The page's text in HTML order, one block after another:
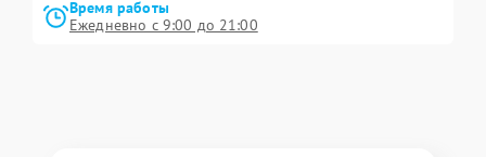
Время работы
Ежедневно с 9:00 до 21:00